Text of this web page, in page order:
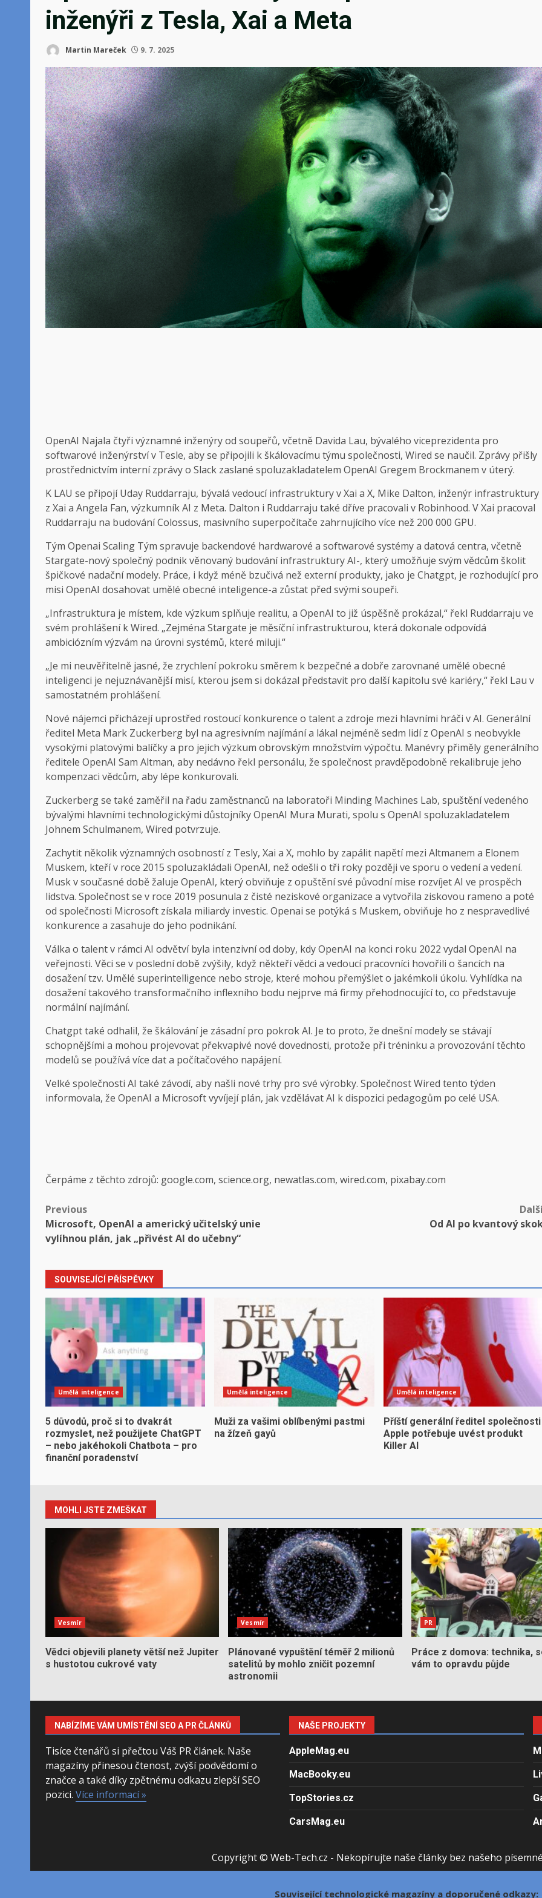
inženýři z Tesla, Xai a Meta
Martin Mareček 9. 7. 2025
OpenAI Najala čtyři významné inženýry od soupeřů, včetně Davida Lau, bývalého viceprezidenta pro
softwarové inženýrství v Tesle, aby se připojili k škálovacímu týmu společnosti, Wired se naučil. Zprávy přišly
prostřednictvím interní zprávy o Slack zaslané spoluzakladatelem OpenAI Gregem Brockmanem v úterý.
K LAU se připojí Uday Ruddarraju, bývalá vedoucí infrastruktury v Xai a X, Mike Dalton, inženýr infrastruktury
z Xai a Angela Fan, výzkumník AI z Meta. Dalton i Ruddarraju také dříve pracovali v Robinhood. V Xai pracoval
Ruddarraju na budování Colossus, masivního superpočítače zahrnujícího více než 200 000 GPU.
Tým Openai Scaling Tým spravuje backendové hardwarové a softwarové systémy a datová centra, včetně
Stargate-nový společný podnik věnovaný budování infrastruktury AI-, který umožňuje svým vědcům školit
špičkové nadační modely. Práce, i když méně bzučivá než externí produkty, jako je Chatgpt, je rozhodující pro
misi OpenAI dosahovat umělé obecné inteligence-a zůstat před svými soupeři.
„Infrastruktura je místem, kde výzkum splňuje realitu, a OpenAI to již úspěšně prokázal,“ řekl Ruddarraju ve
svém prohlášení k Wired. „Zejména Stargate je měsíční infrastrukturou, která dokonale odpovídá
ambiciózním výzvám na úrovni systémů, které miluji.“
„Je mi neuvěřitelně jasné, že zrychlení pokroku směrem k bezpečné a dobře zarovnané umělé obecné
inteligenci je nejuznávanější misí, kterou jsem si dokázal představit pro další kapitolu své kariéry,“ řekl Lau v
samostatném prohlášení.
Nové nájemci přicházejí uprostřed rostoucí konkurence o talent a zdroje mezi hlavními hráči v AI. Generální
ředitel Meta Mark Zuckerberg byl na agresivním najímání a lákal nejméně sedm lidí z OpenAI s neobvykle
vysokými platovými balíčky a pro jejich výzkum obrovským množstvím výpočtu. Manévry přiměly generálního
ředitele OpenAI Sam Altman, aby nedávno řekl personálu, že společnost pravděpodobně rekalibruje jeho
kompenzaci vědcům, aby lépe konkurovali.
Zuckerberg se také zaměřil na řadu zaměstnanců na laboratoři Minding Machines Lab, spuštění vedeného
bývalými hlavními technologickými důstojníky OpenAI Mura Murati, spolu s OpenAI spoluzakladatelem
Johnem Schulmanem, Wired potvrzuje.
Zachytit několik významných osobností z Tesly, Xai a X, mohlo by zapálit napětí mezi Altmanem a Elonem
Muskem, kteří v roce 2015 spoluzakládali OpenAI, než odešli o tři roky později ve sporu o vedení a vedení.
Musk v současné době žaluje OpenAI, který obviňuje z opuštění své původní mise rozvíjet AI ve prospěch
lidstva. Společnost se v roce 2019 posunula z čisté neziskové organizace a vytvořila ziskovou rameno a poté
od společnosti Microsoft získala miliardy investic. Openai se potýká s Muskem, obviňuje ho z nespravedlivé
konkurence a zasahuje do jeho podnikání.
Válka o talent v rámci AI odvětví byla intenzivní od doby, kdy OpenAI na konci roku 2022 vydal OpenAI na
veřejnosti. Věci se v poslední době zvýšily, když někteří vědci a vedoucí pracovníci hovořili o šancích na
dosažení tzv. Umělé superintelligence nebo stroje, které mohou přemýšlet o jakémkoli úkolu. Vyhlídka na
dosažení takového transformačního inflexního bodu nejprve má firmy přehodnocující to, co představuje
normální najímání.
Chatgpt také odhalil, že škálování je zásadní pro pokrok AI. Je to proto, že dnešní modely se stávají
schopnějšími a mohou projevovat překvapivé nové dovednosti, protože při tréninku a provozování těchto
modelů se používá více dat a počítačového napájení.
Velké společnosti AI také závodí, aby našli nové trhy pro své výrobky. Společnost Wired tento týden
informovala, že OpenAI a Microsoft vyvíjejí plán, jak vzdělávat AI k dispozici pedagogům po celé USA.
Čerpáme z těchto zdrojů: google.com, science.org, newatlas.com, wired.com, pixabay.com
Post
navigation
Previous
Microsoft, OpenAI a americký učitelský unie
vylíhnou plán, jak „přivést AI do učebny“
Od AI po kvantový
SOUVISEJÍCÍ PŘÍSPĚVKY
Umělá inteligence
5 důvodů, proč si to dvakrát
rozmyslet, než použijete ChatGPT
– nebo jakéhokoli Chatbota – pro
finanční poradenství
Umělá inteligence
Muži za vašimi oblíbenými pastmi
na žízeň gayů
Umělá inteligence
Příští generální ředitel společnosti
Apple potřebuje uvést produkt
Killer AI
MOHLI JSTE ZMEŠKAT
Vesmír
Vědci objevili planety větší než Jupiter
s hustotou cukrové vaty
Vesmír
Plánované vypuštění téměř 2 milionů
satelitů by mohlo zničit pozemní
astronomii
PR
Práce z domova: technika,
vám to opravdu půjde
NABÍZÍME VÁM UMÍSTĚNÍ SEO A PR ČLÁNKŮ
Tisíce čtenářů si přečtou Váš PR článek. Naše
magazíny přinesou čtenost, zvýší podvědomí o
značce a také díky zpětnému odkazu zlepší SEO
pozici. Více informací »
NAŠE PROJEKTY
AppleMag.eu
MacBooky.eu
TopStories.cz
CarsMag.eu
Copyright © Web-Tech.cz - Nekopírujte naše články bez našeho
Související technologické magazíny a doporučené odkazy: